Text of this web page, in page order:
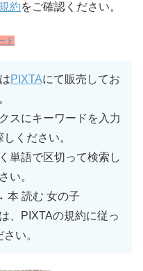
約をご確認ください。
ド
PIXTAにて販売してお
スにキーワードを入力
ください。
単語で区切って検索し
い。
本 読む 女の子
、PIXTAの規約に従っ
い。